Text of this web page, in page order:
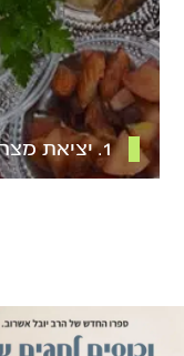
1. יציאת מצרים